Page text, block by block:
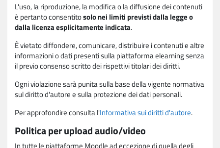
L'uso, la riproduzione, la modifica o la diffusione dei contenuti
è pertanto consentitosolo nei limiti previsti dalla legge o
dalla licenza esplicitamente indicata.
È vietato diffondere, comunicare, distribuire i contenuti e altre
informazioni o dati presenti sulla piattaforma elearning senza
il previo consenso scritto dei rispettivi titolari dei diritti.
Ogni violazione sarà punita sulla base della vigente normativa
sul diritto d'autore e sulla protezione dei dati personali.
Per approfondire consulta l'Informativa sui diritti d'autore.
Politica per upload audio/video
In tutte le piattaforme Moodle ad eccezione di quella degli